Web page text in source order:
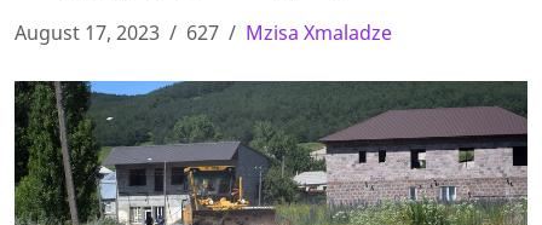
August 17, 2023 627 Mzisa Xmaladze